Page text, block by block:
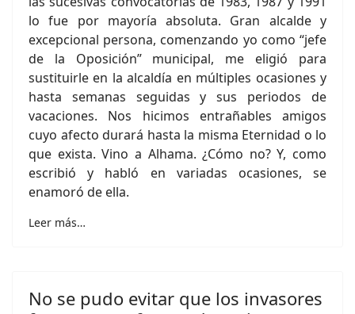
lo fue por mayoría absoluta. Gran alcalde y
excepcional persona, comenzando yo como “jefe
de la Oposición” municipal, me eligió para
sustituirle en la alcaldía en múltiples ocasiones y
hasta semanas seguidas y sus periodos de
vacaciones. Nos hicimos entrañables amigos
cuyo afecto durará hasta la misma Eternidad o lo
que exista. Vino a Alhama. ¿Cómo no? Y, como
escribió y habló en variadas ocasiones, se
enamoró de ella.
Leer más…
No se pudo evitar que los invasores